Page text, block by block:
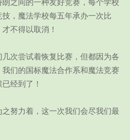
之间的一种友好竞赛，每个学校
，魔法学校每五年承办一次比
不得以取消！
次尝试着恢复比赛，但都因为各
们的国标魔法合作系和魔法竞赛
经到了！
努力着，这一次我们会尽我们最